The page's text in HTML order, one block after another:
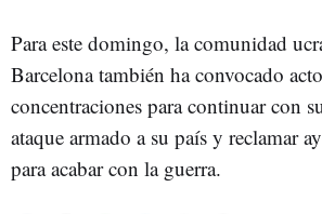
Para este domingo, la comunidad
Barcelona también ha convocado
concentraciones para continuar con
ataque armado a su país y reclamar
para acabar con la guerra.